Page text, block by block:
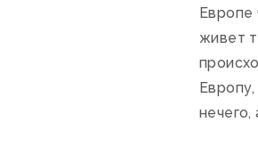
Европе
живет
нечего,